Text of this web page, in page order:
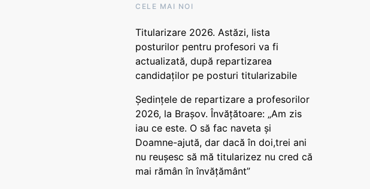
CELE MAI NOI
Titularizare 2026. Astăzi, lista
posturilor pentru profesori va fi
actualizată, după repartizarea
candidaților pe posturi titularizabile
Ședințele de repartizare a profesorilor
2026, la Brașov. Învățătoare: „Am zis
iau ce este. O să fac naveta și
Doamne-ajută, dar dacă în doi,trei ani
nu reușesc să mă titularizez nu cred că
mai rămân în învățământ”